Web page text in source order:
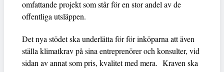
omfattande projekt som står för en stor andel av de
offentliga utsläppen.
Det nya stödet ska underlätta för för inköparna att även
ställa klimatkrav på sina entreprenörer och konsulter, vid
sidan av annat som pris, kvalitet med mera. Kraven ska